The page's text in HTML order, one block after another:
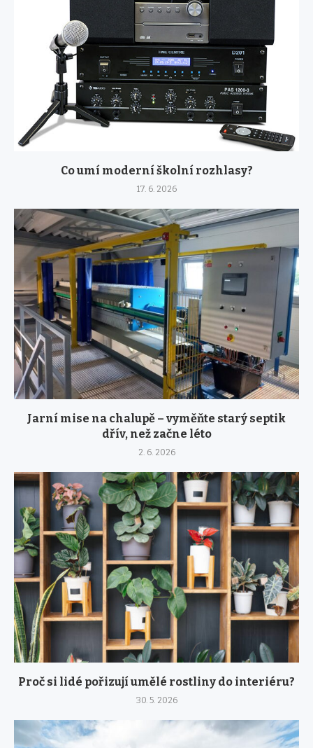
Co umí moderní školní rozhlasy?
17. 6. 2026
Jarní mise na chalupě – vyměňte starý septik
dřív, než začne léto
2. 6. 2026
Proč si lidé pořizují umělé rostliny do interiéru?
30. 5. 2026